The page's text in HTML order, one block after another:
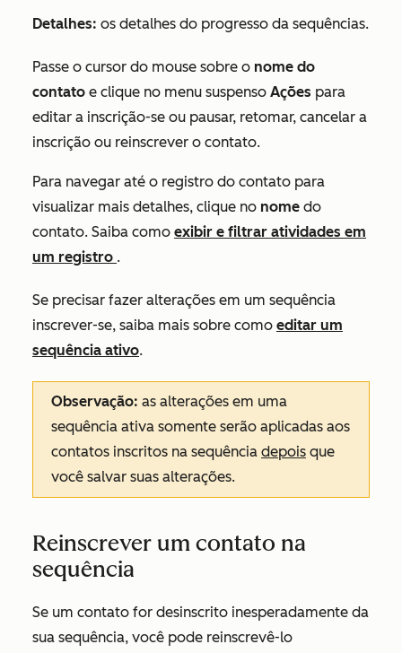
Detalhes: os detalhes do progresso da sequências.
Passe o cursor do mouse sobre o nome do
contato e clique no menu suspenso Ações para
editar a inscrição-se ou pausar, retomar, cancelar a
inscrição ou reinscrever o contato.
Para navegar até o registro do contato para
visualizar mais detalhes, clique no nome do
contato. Saiba como exibir e filtrar atividades em
um registro .
Se precisar fazer alterações em um sequência
inscrever-se, saiba mais sobre como editar um
sequência ativo.
Observação: as alterações em uma
sequência ativa somente serão aplicadas aos
contatos inscritos na sequência depois que
você salvar suas alterações.
Reinscrever um contato na
sequência
Se um contato for desinscrito inesperadamente da
sua sequência, você pode reinscrevê-lo